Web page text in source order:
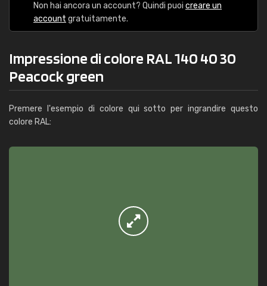
Non hai ancora un account? Quindi puoi creare un
account gratuitamente.
Impressione di colore RAL 140 40 30
Peacock green
Premere l'esempio di colore qui sotto per ingrandire questo
colore RAL: